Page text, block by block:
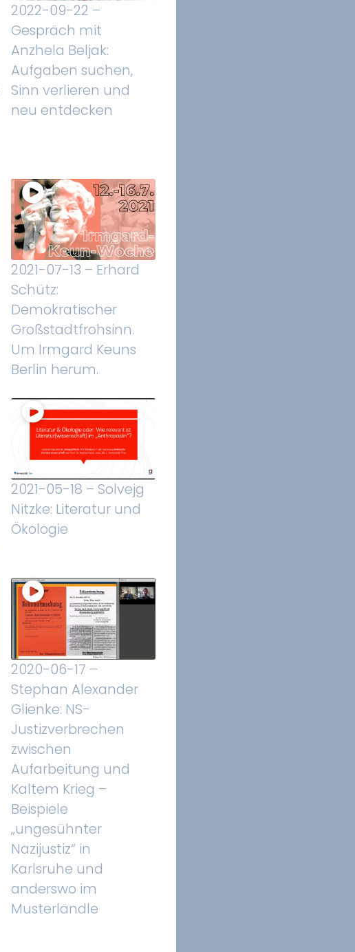
2022-09-22 –
Gespräch mit
Anzhela Beljak:
Aufgaben suchen,
Sinn verlieren und
neu entdecken
2021-07-13 – Erhard
Schütz:
Demokratischer
Großstadtfrohsinn.
Um Irmgard Keuns
Berlin herum.
2021-05-18 – Solvejg
Nitzke: Literatur und
Ökologie
2020-06-17 –
Stephan Alexander
Glienke: NS-
Justizverbrechen
zwischen
Aufarbeitung und
Kaltem Krieg –
Beispiele
„ungesühnter
Nazijustiz“ in
Karlsruhe und
anderswo im
Musterländle